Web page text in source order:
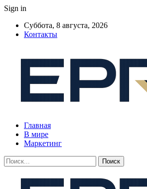
Sign in
Суббота, 8 августа, 2026
Контакты
Главная
В мире
Маркетинг